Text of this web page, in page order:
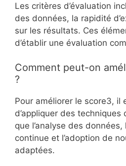
Les critères d’évaluation
des données, la rapidité
sur les résultats. Ces
d’établir une évaluation
Comment peut-on
?
Pour améliorer le score3, il
d’appliquer des techniques
que l’analyse des
continue et l’adoption de
adaptées.